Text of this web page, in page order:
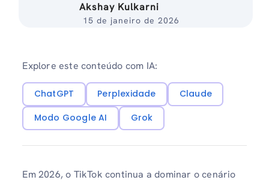
Akshay Kulkarni
15 de janeiro de 2026
Explore este conteúdo com IA:
ChatGPT Perplexidade
Claude
Modo Google AI
Grok
Em 2026, o TikTok continua a dominar o cenário